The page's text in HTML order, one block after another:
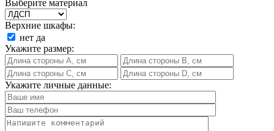
Выберите материал
Верхние шкафы:
нет да
Укажите размер:
Укажите личные данные: